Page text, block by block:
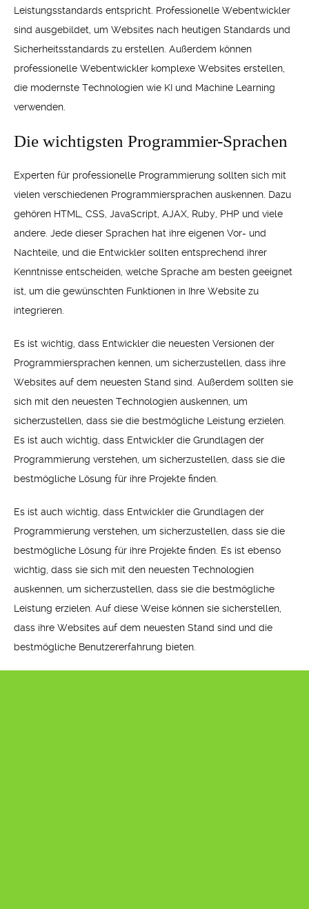
Leistungsstandards entspricht. Professionelle Webentwickler
sind ausgebildet, um Websites nach heutigen Standards und
Sicherheitsstandards zu erstellen. Außerdem können
professionelle Webentwickler komplexe Websites erstellen,
die modernste Technologien wie KI und Machine Learning
verwenden.
Die wichtigsten Programmier-Sprachen
Experten für professionelle Programmierung sollten sich mit
vielen verschiedenen Programmiersprachen auskennen. Dazu
gehören HTML, CSS, JavaScript, AJAX, Ruby, PHP und viele
andere. Jede dieser Sprachen hat ihre eigenen Vor- und
Nachteile, und die Entwickler sollten entsprechend ihrer
Kenntnisse entscheiden, welche Sprache am besten geeignet
ist, um die gewünschten Funktionen in Ihre Website zu
integrieren.
Es ist wichtig, dass Entwickler die neuesten Versionen der
Programmiersprachen kennen, um sicherzustellen, dass ihre
Websites auf dem neuesten Stand sind. Außerdem sollten sie
sich mit den neuesten Technologien auskennen, um
sicherzustellen, dass sie die bestmögliche Leistung erzielen.
Es ist auch wichtig, dass Entwickler die Grundlagen der
Programmierung verstehen, um sicherzustellen, dass sie die
bestmögliche Lösung für ihre Projekte finden.
Es ist auch wichtig, dass Entwickler die Grundlagen der
Programmierung verstehen, um sicherzustellen, dass sie die
bestmögliche Lösung für ihre Projekte finden. Es ist ebenso
wichtig, dass sie sich mit den neuesten Technologien
auskennen, um sicherzustellen, dass sie die bestmögliche
Leistung erzielen. Auf diese Weise können sie sicherstellen,
dass ihre Websites auf dem neuesten Stand sind und die
bestmögliche Benutzererfahrung bieten.